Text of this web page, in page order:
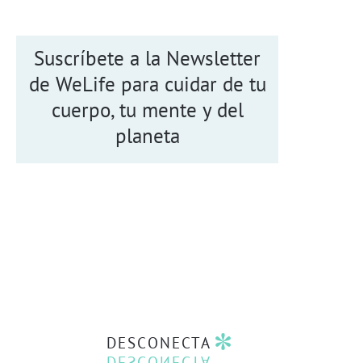
Suscríbete a la Newsletter
de WeLife para cuidar de tu
cuerpo, tu mente y del
planeta
DESCONECTA